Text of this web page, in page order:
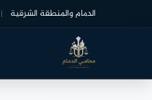
الدمام والمنطقة الشرقية